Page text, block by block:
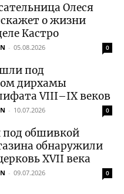
Олеся
о жизни
Кастро
- 05.08.2026 0
под
дирхамы
VIII–IX веков
- 10.07.2026 0
под обшивкой
обнаружили
XVII века
- 09.07.2026 0